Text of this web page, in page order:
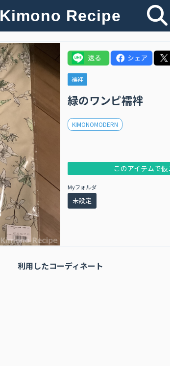
Kimono Recipe
襦袢
緑のワンピ襦袢
KIMONOMODERN
このアイテムで
Myフォルダ
未設定
利用したコーディネート